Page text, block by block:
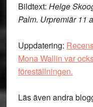
Bildtext: Helge
Palm. Urpremiär 11
Uppdatering:
Mona Wallin var
föreställningen.
Läs även andra